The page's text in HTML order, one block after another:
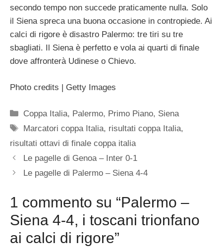
secondo tempo non succede praticamente nulla. Solo
il Siena spreca una buona occasione in contropiede. Ai
calci di rigore è disastro Palermo: tre tiri su tre
sbagliati. Il Siena è perfetto e vola ai quarti di finale
dove affronterà Udinese o Chievo.
Photo credits | Getty Images
Categorie
Coppa Italia, Palermo, Primo Piano, Siena
Tag
Marcatori coppa Italia, risultati coppa Italia,
risultati ottavi di finale coppa italia
Le pagelle di Genoa – Inter 0-1
Le pagelle di Palermo – Siena 4-4
1 commento su “Palermo –
Siena 4-4, i toscani trionfano
ai calci di rigore”